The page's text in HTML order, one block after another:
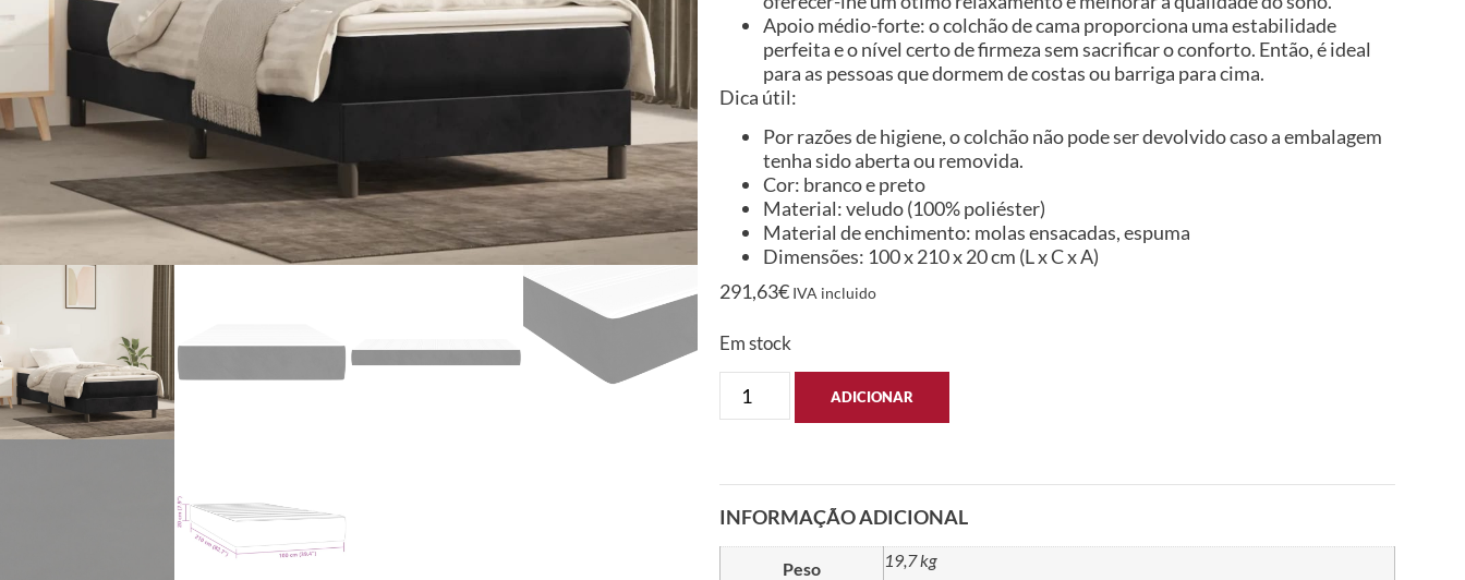
Apoio médio-forte: o colchão de cama proporciona uma estabilidade
perfeita e o nível certo de firmeza sem sacrificar o conforto. Então, é ideal
para as pessoas que dormem de costas ou barriga para cima.
Dica útil:
Por razões de higiene, o colchão não pode ser devolvido caso a embalagem
tenha sido aberta ou removida.
Cor: branco e preto
Material: veludo (100% poliéster)
Material de enchimento: molas ensacadas, espuma
Dimensões: 100 x 210 x 20 cm (L x C x A)
291,63€ IVA incluido
Em stock
ADICIONAR
INFORMAÇÃO ADICIONAL
Peso 19,7 kg